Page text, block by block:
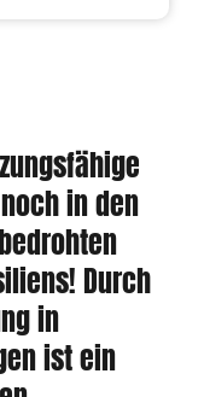
in den
Durch
in
ist ein